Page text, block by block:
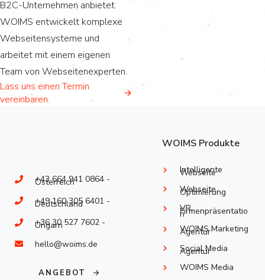
B2C-Unternehmen anbietet.
WOIMS entwickelt komplexe
Webseitensysteme und
arbeitet mit einem eigenen
Team von Webseitenexperten.
Lass uns einen Termin
vereinbaren.
+43 664 941 0864 -
Österreich
+49 160 305 6401 -
Deutschland
+36 30 527 7602 -
Ungarn
hello@woims.de
ANGEBOT
WOIMS Produkte
Intelligente
Webseite
Webseite
Optimierung
VR
Firmenpräsentatio
n
WOIMS Marketing
Agentur
Social Media
Agentur
WOIMS Media